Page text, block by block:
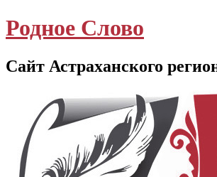
Родное Слово
Сайт Астраханского